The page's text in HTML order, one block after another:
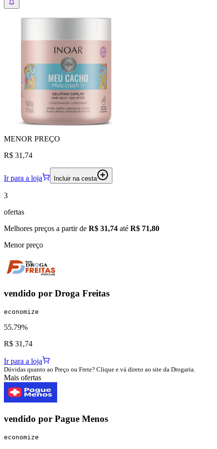
MENOR PREÇO
R$ 31,74
Ir para a loja Incluir na cesta
3
ofertas
Melhores preços a partir de R$ 31,74 até R$ 71,80
Menor preço
vendido por Droga Freitas
economize
55.79%
R$ 31,74
Ir para a loja
Dúvidas quanto ao Preço ou Frete? Clique e vá direto ao site da Drogaria.
Mais ofertas
vendido por Pague Menos
economize